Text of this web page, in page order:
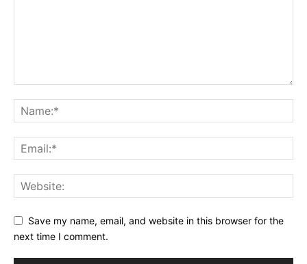
Save my name, email, and website in this browser for the
next time I comment.